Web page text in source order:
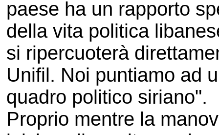
paese ha un rapporto
della vita politica
si ripercuoterà
Unifil. Noi puntiamo ad
quadro politico siriano".
Proprio mentre la